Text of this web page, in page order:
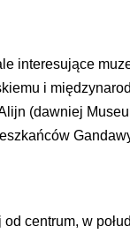
interesujące
i
(dawniej
centrum, w